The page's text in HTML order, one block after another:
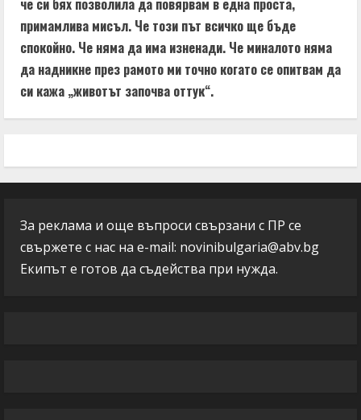
че си бях позволила да повярвам в една проста,
примамлива мисъл. Че този път всичко ще бъде
спокойно. Че няма да има изненади. Че миналото няма
да надникне през рамото ми точно когато се опитвам да
си кажа „животът започва оттук“.
За реклама и още въпроси свързани с ПР се
свържете с нас на e-mail: novinibulgaria@abv.bg
Екипът е готов да съдейства при нужда.